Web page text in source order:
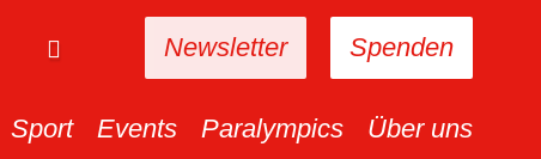
Spenden
Newsletter
Sport Events Paralympics Über uns